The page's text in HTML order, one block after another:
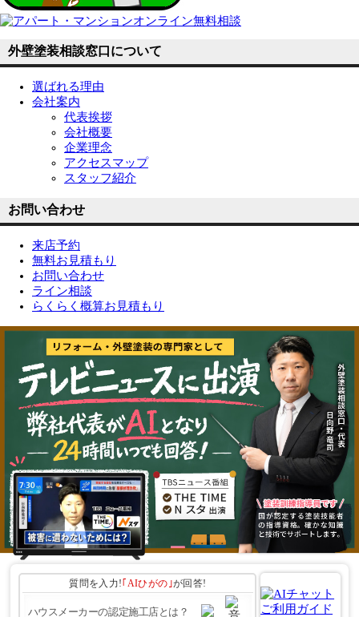
外壁塗装相談窓口について
選ばれる理由
会社案内
代表挨拶
会社概要
企業理念
アクセスマップ
スタッフ紹介
お問い合わせ
来店予約
無料お見積もり
お問い合わせ
ライン相談
らくらく概算お見積もり
質問を入力!｢AIひがの｣が回答!